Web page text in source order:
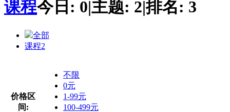
课程今日: 0|主题: 2|排名: 3
全部
课程2
价格区
间:
不限
0元
1-99元
100-499元